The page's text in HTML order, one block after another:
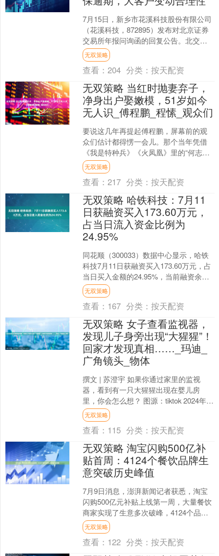
7月15日，新乡市花溪科技股份有限公司
（花溪科技，872895）发布对北京证券
交易所年报问询函的回复公告。北交所
在问询函中，对公司2024年增收不增
利、毛利率骤....
无双策略
查看：204 分类：按天配资
无双策略 当红时抛妻弃子，
净身出户娶嫩模，51岁如今
无人识_傅程鹏_程愫_观众们
要说这几年再提起傅程鹏，屏幕前的观
众们估计都得愣一会儿。那个当年凭借
《我是特种兵》《火凤凰》里的“何志
军”“雷战”，硬气十足、英勇无畏的军人
形象，如今不仅名字变....
无双策略
查看：217 分类：按天配资
无双策略 哈铁科技：7月11
日获融资买入173.60万元，
占当日流入资金比例为
24.95%
同花顺（300033）数据中心显示，哈铁
科技7月11日获融资买入173.60万元，占
当日买入金额的24.95%，当前融资余额
4879.69万元，占流通市值的2.....
无双策略
查看： 167 分类：按天配资
无双策略 女子查看监视器，
发现儿子身旁出现“大猩猩”！
回家才发现真相……_玛迪_
广角镜头_物体
撰文 | 苏澄宇 如果你通过家里的监视
器，看到有一只大猩猩出现在婴儿房
里，你会怎么想？ 图源：tiktok 2024年，
亚利桑那州梅萨（Mesa, Arizon....
无双策略
查看： 115 分类：按天配资
无双策略 淘宝闪购500亿补
贴首周：4124个餐饮品牌生
意突破历史峰值
7月9日消息，澎湃新闻记者获悉，淘宝
闪购500亿元补贴上线第一周，大量餐饮
商家实现了生意多次破峰，4124个品牌
破峰次数达9818次。在这些破峰的连锁
品牌中，9....
无双策略
查看： 122 分类：按天配资